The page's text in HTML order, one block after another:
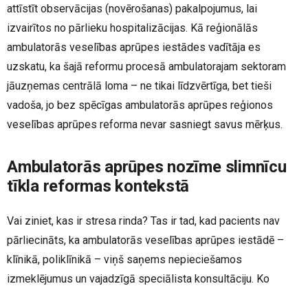
attīstīt observācijas (novērošanas) pakalpojumus, lai
izvairītos no pārlieku hospitalizācijas. Kā reģionālās
ambulatorās veselības aprūpes iestādes vadītāja es
uzskatu, ka šajā reformu procesā ambulatorajam sektoram
jāuzņemas centrālā loma – ne tikai līdzvērtīga, bet tieši
vadoša, jo bez spēcīgas ambulatorās aprūpes reģionos
veselības aprūpes reforma nevar sasniegt savus mērķus.
Ambulatorās aprūpes nozīme slimnīcu
tīkla reformas kontekstā
Vai ziniet, kas ir stresa rinda? Tas ir tad, kad pacients nav
pārliecināts, ka ambulatorās veselības aprūpes iestādē –
klīnikā, poliklīnikā – viņš saņems nepieciešamos
izmeklējumus un vajadzīgā speciālista konsultāciju. Ko